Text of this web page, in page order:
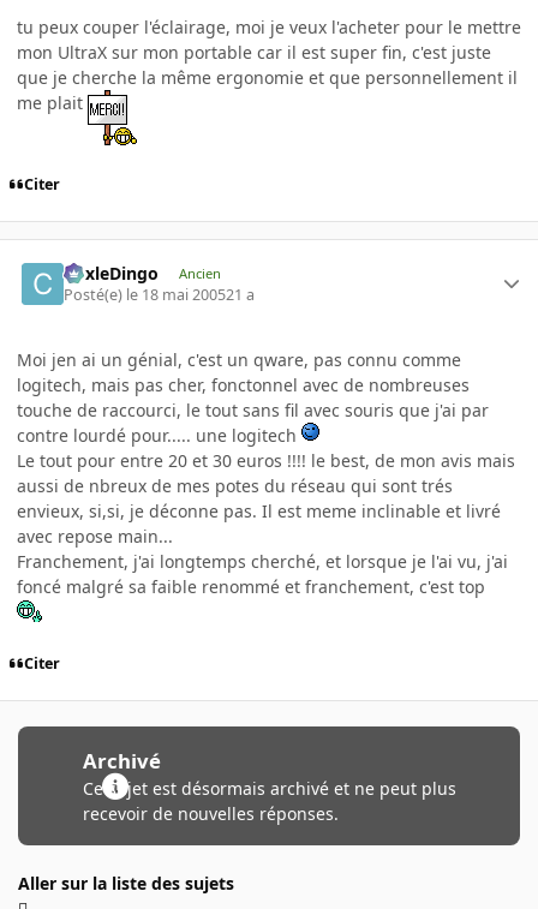
tu peux couper l'éclairage, moi je veux l'acheter pour le mettre
mon UltraX sur mon portable car il est super fin, c'est juste
que je cherche la même ergonomie et que personnellement il
me plait
Citer
CoxleDingo Ancien
Posté(e) le 18 mai 200521 a
Moi jen ai un génial, c'est un qware, pas connu comme
logitech, mais pas cher, fonctonnel avec de nombreuses
touche de raccourci, le tout sans fil avec souris que j'ai par
contre lourdé pour..... une logitech
Le tout pour entre 20 et 30 euros !!!! le best, de mon avis mais
aussi de nbreux de mes potes du réseau qui sont trés
envieux, si,si, je déconne pas. Il est meme inclinable et livré
avec repose main...
Franchement, j'ai longtemps cherché, et lorsque je l'ai vu, j'ai
foncé malgré sa faible renommé et franchement, c'est top
Citer
Archivé
Ce sujet est désormais archivé et ne peut plus
recevoir de nouvelles réponses.
Aller sur la liste des sujets